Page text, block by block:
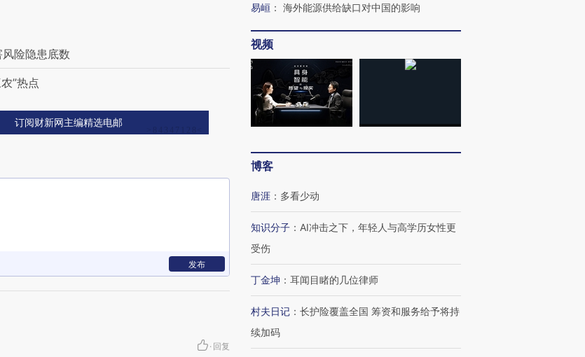
险隐患底数
”热点
订阅财新网主编精选电邮
发布
· 回复
易峘 ： 海外能源供给缺口对中国的影响
视频
博客
唐涯 ： 多看少动
知识分子 ： AI冲击之下，年轻人与高学历女性更
受伤
丁金坤 ： 耳闻目睹的几位律师
村夫日记 ： 长护险覆盖全国 筹资和服务给予将持
续加码